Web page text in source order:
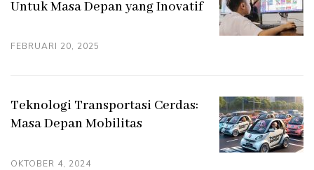
FEBRUARI 20, 2025
Untuk Masa Depan yang Inovatif
OKTOBER 4, 2024
Teknologi Transportasi Cerdas:
Masa Depan Mobilitas